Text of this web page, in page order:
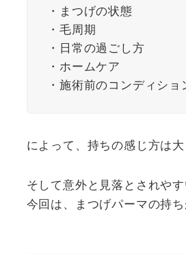
・まつげの状態
・毛周期
・日常の過ごし方
・ホームケア
・施術前のコンディショ
によって、持ちの感じ方は大
そして意外と見落とされや
今回は、まつげパーマの持